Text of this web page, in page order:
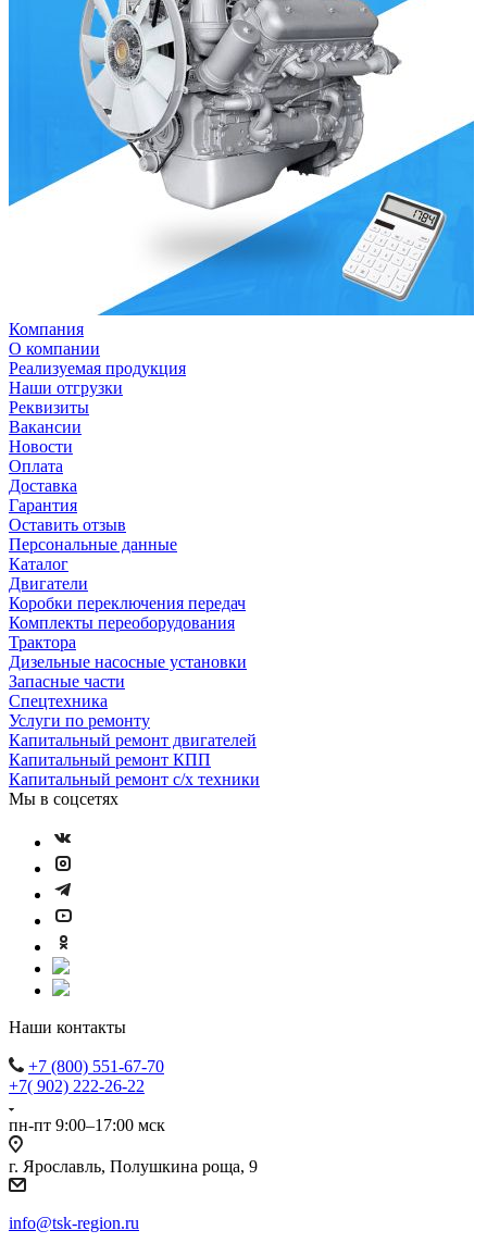
Компания
О компании
Реализуемая продукция
Наши отгрузки
Реквизиты
Вакансии
Новости
Оплата
Доставка
Гарантия
Оставить отзыв
Персональные данные
Каталог
Двигатели
Коробки переключения передач
Комплекты переоборудования
Трактора
Дизельные насосные установки
Запасные части
Спецтехника
Услуги по ремонту
Капитальный ремонт двигателей
Капитальный ремонт КПП
Капитальный ремонт с/х техники
Мы в соцсетях
Наши контакты
+7 (800) 551-67-70
+7( 902) 222-26-22
пн-пт 9:00–17:00 мск
г. Ярославль, Полушкина роща, 9
info@tsk-region.ru